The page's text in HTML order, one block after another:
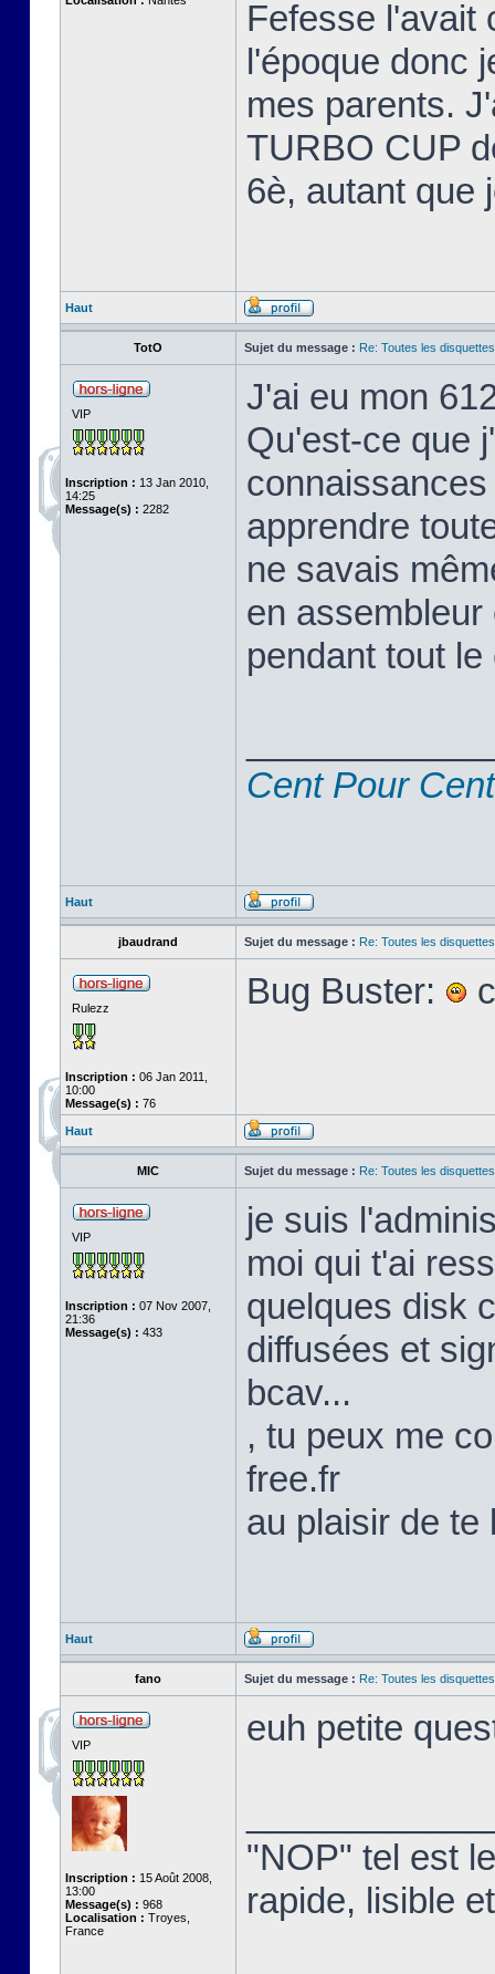
Fefesse l'avait
l'époque donc
mes parents.
TURBO CUP
6è, autant que
Haut
TotO Sujet du message : Re: Toutes les
VIP
Inscription : 13 Jan 2010,
14:25
Message(s) : 2282
J'ai eu mon
Qu'est-ce que
apprendre
ne savais
en
pendant tout le
Cent Pour Cent
Haut
jbaudrand Sujet du message : Re: Toutes les
Rulezz
Inscription : 06 Jan 2011,
10:00
Message(s) : 76
Bug Buster:
Haut
MIC Sujet du message : Re: Toutes les
VIP
Inscription : 07 Nov 2007,
21:36
Message(s) : 433
je suis
moi qui t'ai
quelques disk
diffusées et
bcav...
, tu peux me
free.fr
au plaisir de te
Haut
fano Sujet du message : Re: Toutes les
VIP
Inscription : 15 Août 2008,
13:00
Message(s) : 968
Localisation : Troyes,
France
euh petite
"NOP" tel est
rapide, lisible